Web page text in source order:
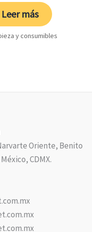
Leer más
y consumibles
Oriente, Benito
CDMX.